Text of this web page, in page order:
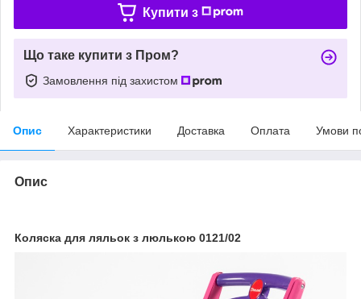
Купити з
Що таке купити з Пром?
Замовлення під захистом
Опис Характеристики Доставка Оплата Умови
Опис
Коляска для ляльок з люлькою 0121/02